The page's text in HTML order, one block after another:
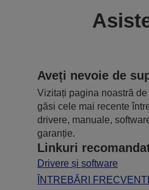
Aveți nevoie de
Vizitați pagina noastră
găsi cele mai recente
drivere, manuale,
garanție.
Linkuri
Drivere și software
ÎNTREBĂRI